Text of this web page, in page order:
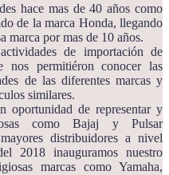
hace mas de 40 años como
de la marca Honda, llegando
marca por mas de 10 años.
de importación de
nos permitiéron conocer las
de las diferentes marcas y
similares.
oportunidad de representar y
como Bajaj y Pulsar
distribuidores a nivel
2018 inauguramos nuestro
marcas como Yamaha,